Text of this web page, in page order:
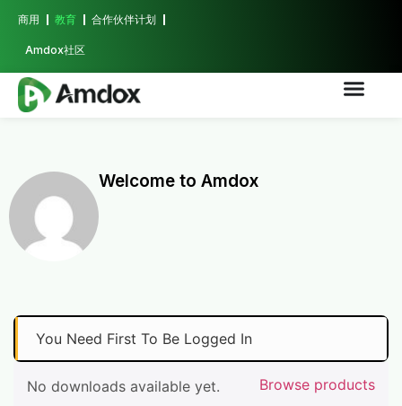
商用 教育 合作伙伴计划
Amdox社区
Welcome to Amdox
You Need First To Be Logged In
No downloads available yet. Browse products